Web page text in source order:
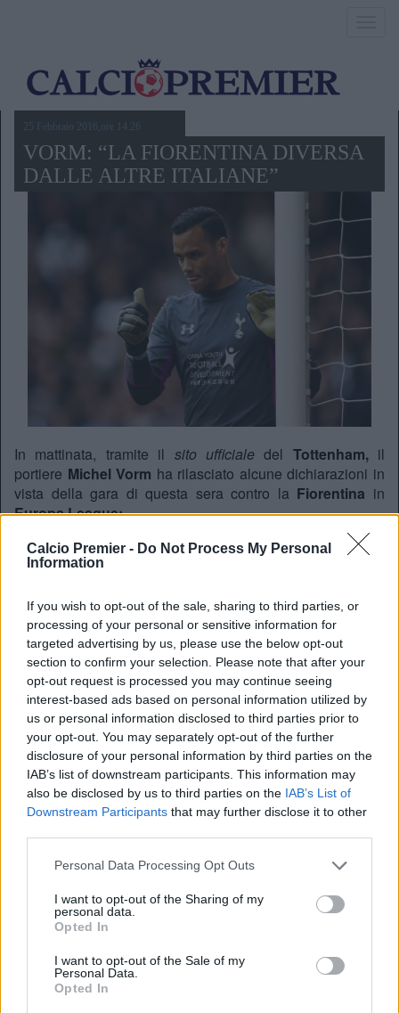
Calcio Premier - Do Not Process My Personal
Information
If you wish to opt-out of the sale, sharing to third parties, or
processing of your personal or sensitive information for
targeted advertising by us, please use the below opt-out
section to confirm your selection. Please note that after your
opt-out request is processed you may continue seeing
interest-based ads based on personal information utilized by
us or personal information disclosed to third parties prior to
your opt-out. You may separately opt-out of the further
disclosure of your personal information by third parties on the
IAB’s list of downstream participants. This information may
also be disclosed by us to third parties on the IAB’s List of
Downstream Participants that may further disclose it to other
Personal Data Processing Opt Outs
I want to opt-out of the Sharing of my
personal data.
Opted In
I want to opt-out of the Sale of my
Personal Data.
Opted In
25 Febbraio 2016,ore 14.26
VORM: “LA FIORENTINA DIVERSA
DALLE ALTRE ITALIANE”
In mattinata, tramite il sito ufficialedel Tottenham,il
portiere Michel Vorm ha rilasciato alcune dichiarazioni in
vista della gara di questa sera contro la Fiorentina in
Europa League:
“La qualificazione è nelle nostre mani. Dobbiamo imparare
da quello che è successo in FA Cup (ko interno, ndr) e
Fiorentina non è la tipica squadra italiana, gioca un buon
calcio e forse per questo si adatta meglio a noi. Siamo
fiduciosi dopo la gara di andata”.
REDAZIONE
Twitter @Calciopremier
Anno di Fondazione:1882 come Hotspur F.C.
Stadio:Tottenham Hotspur Stadium (62850)